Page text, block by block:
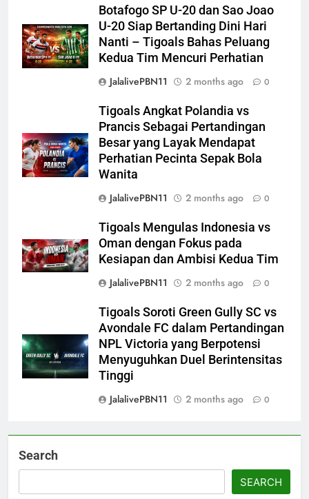
Botafogo SP U-20 dan Sao Joao
U-20 Siap Bertanding Dini Hari
Nanti – Tigoals Bahas Peluang
Kedua Tim Mencuri Perhatian
JalalivePBN11
2 months ago 0
Tigoals Angkat Polandia vs
Prancis Sebagai Pertandingan
Besar yang Layak Mendapat
Perhatian Pecinta Sepak Bola
Wanita
JalalivePBN11
2 months ago 0
Tigoals Mengulas Indonesia vs
Oman dengan Fokus pada
Kesiapan dan Ambisi Kedua Tim
JalalivePBN11
2 months ago 0
Tigoals Soroti Green Gully SC vs
Avondale FC dalam Pertandingan
NPL Victoria yang Berpotensi
Menyuguhkan Duel Berintensitas
Tinggi
JalalivePBN11
2 months ago 0
Search
SEARCH